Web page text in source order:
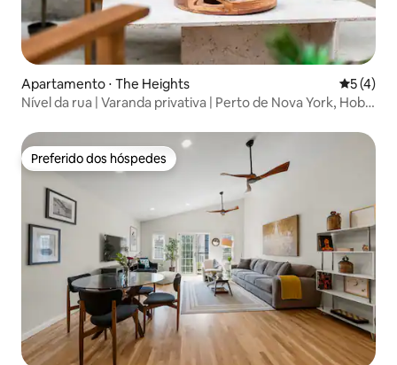
Apartamento ⋅ The Heights 5 de
5 (4)
Nível da rua | Varanda privativa | Perto de Nova York, Hob e
Preferido dos hóspedes
Preferido dos hóspedes